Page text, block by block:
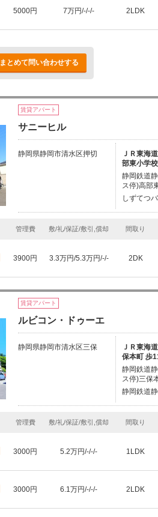
5000円 7万円/-/-/- 2LDK
まとめて問い合わせする
賃貸アパート
サニーヒル
静岡県静岡市清水区押切
ＪＲ東海
部東小学
静岡鉄道
ス停)高部
しずてつ
管理費 敷/礼/保証/敷引,償却 間取り
3900円 3.3万円/5.3万円/-/- 2DK
賃貸アパート
ルビコン・ドゥーエ
静岡県静岡市清水区三保
ＪＲ東海
保本町 歩
静岡鉄道
ス停)三保
静岡鉄道
管理費 敷/礼/保証/敷引,償却 間取り
3000円 5.2万円/-/-/- 1LDK
3000円 6.1万円/-/-/- 2LDK